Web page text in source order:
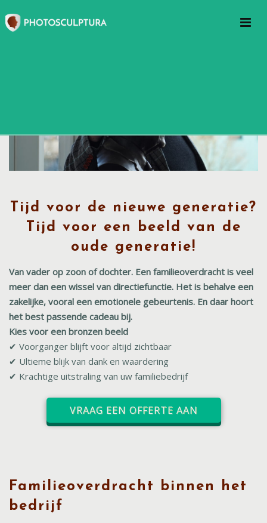
Tijd voor de nieuwe generatie?
Tijd voor een beeld van de
oude generatie!
Van vader op zoon of dochter. Een familieoverdracht is veel
meer dan een wissel van directiefunctie. Het is behalve een
zakelijke, vooral een emotionele gebeurtenis. En daar hoort
het best passende cadeau bij.
Kies voor een bronzen beeld
✔ Voorganger blijft voor altijd zichtbaar
✔ Ultieme blijk van dank en waardering
✔ Krachtige uitstraling van uw familiebedrijf
VRAAG EEN OFFERTE AAN
Familieoverdracht binnen het
bedrijf